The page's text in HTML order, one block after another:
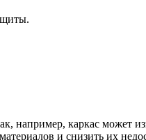
например, каркас может
и снизить их